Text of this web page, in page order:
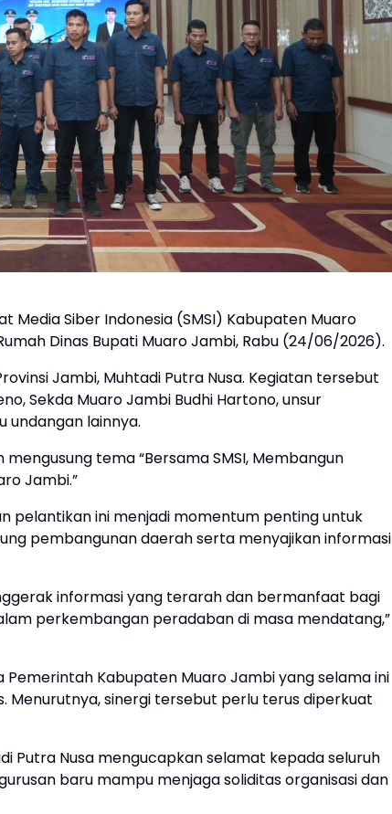
Media Siber Indonesia (SMSI) Kabupaten Muaro
Dinas Bupati Muaro Jambi, Rabu (24/06/2026).
Jambi, Muhtadi Putra Nusa. Kegiatan tersebut
Sekda Muaro Jambi Budhi Hartono, unsur
undangan lainnya.
tema “Bersama SMSI, Membangun
Jambi.”
pelantikan ini menjadi momentum penting untuk
pembangunan daerah serta menyajikan informasi
informasi yang terarah dan bermanfaat bagi
perkembangan peradaban di masa mendatang,”
Kabupaten Muaro Jambi yang selama ini
Menurutnya, sinergi tersebut perlu terus diperkuat
Putra Nusa mengucapkan selamat kepada seluruh
baru mampu menjaga soliditas organisasi dan